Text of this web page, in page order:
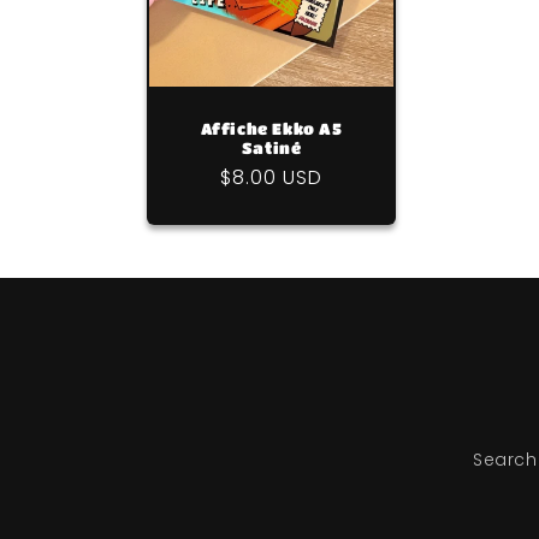
Affiche Ekko A5
Satiné
Prix
$8.00 USD
Search